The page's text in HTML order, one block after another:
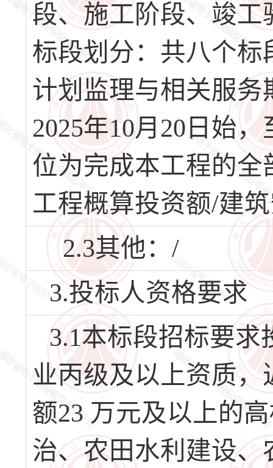
段、施工阶段、竣
标段划分：共八个
计划监理与相关服务
2025年10月20日始
位为完成本工程的
工程概算投资额/建
2.3其他：/
3.投标人资格要求
3.1本标段招标要
业丙级及以上资质
额23 万元及以上的
治、农田水利建设